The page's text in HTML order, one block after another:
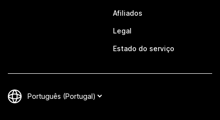
Afiliados
Legal
Estado do serviço